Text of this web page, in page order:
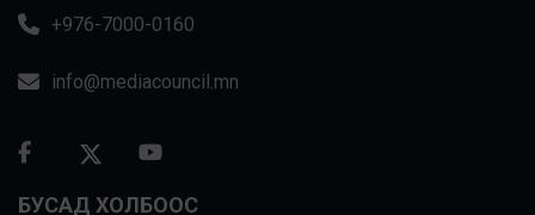
+976-7000-0160
info@mediacouncil.mn
БУСАД ХОЛБООС